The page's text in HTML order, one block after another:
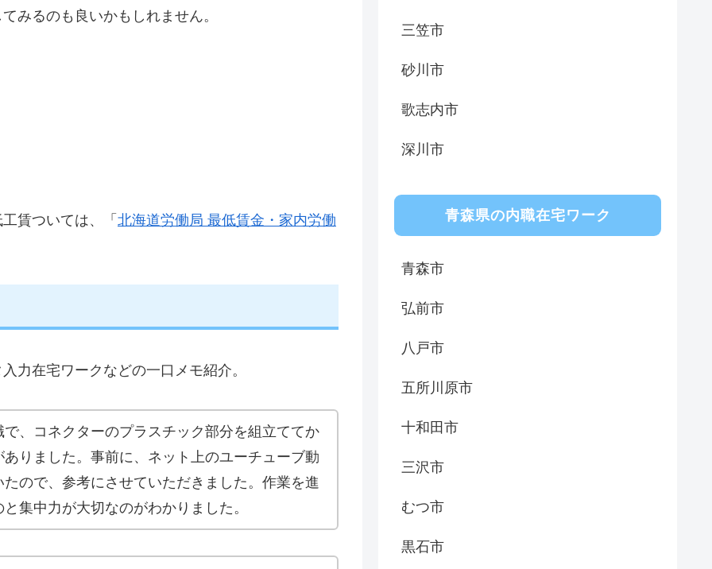
みるのも良いかもしれません。
賃ついては、「 北海道労働局 最低賃金・家内労働
力在宅ワークなどの一口メモ紹介。
、コネクターのプラスチック部分を組立ててか
りました。事前に、ネット上のユーチューブ動
ので、参考にさせていただきました。作業を進
集中力が大切なのがわかりました。
三笠市
砂川市
歌志内市
深川市
青森県の内職在宅ワーク
青森市
弘前市
八戸市
五所川原市
十和田市
三沢市
むつ市
黒石市